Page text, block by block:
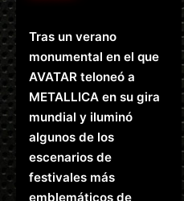
Tras un verano
monumental en el que
AVATAR teloneó a
METALLICA en su gira
mundial y iluminó
algunos de los
escenarios de
festivales más
emblemáticos de